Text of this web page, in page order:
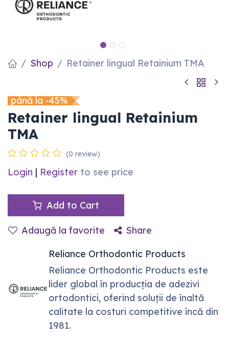
Shop Retainer lingual Retainium TMA
până la -45%
Retainer lingual Retainium
TMA
(0 review)
Login | Register to see price
Add to Cart
Adaugă la favorite
Share
Reliance Orthodontic Products
Reliance Orthodontic Products este
lider global în producția de adezivi
ortodontici, oferind soluții de înaltă
calitate la costuri competitive încă din
1981.